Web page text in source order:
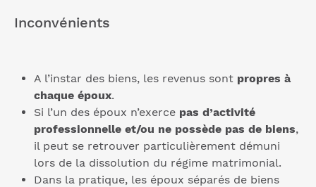
Inconvénients
A l’instar des biens, les revenus sont propres à
chaque époux.
Si l’un des époux n’exerce pas d’activité
professionnelle et/ou ne possède pas de biens,
il peut se retrouver particulièrement démuni
lors de la dissolution du régime matrimonial.
Dans la pratique, les époux séparés de biens